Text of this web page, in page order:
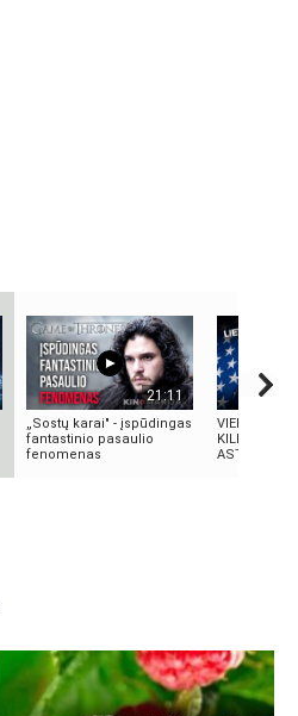
21:11
„Sostų karai" - įspūdingas
fantastinio pasaulio
fenomenas
VIENINTELIS
KILMĖS